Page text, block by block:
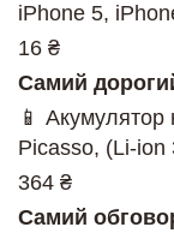
iPhone 5,
16 ₴
Самий
📱
Picasso, (Li-ion
364 ₴
Самий